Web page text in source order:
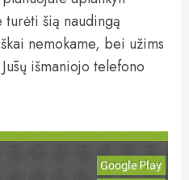
turėti šią naudingą
nemokame, bei užims
išmaniojo telefono